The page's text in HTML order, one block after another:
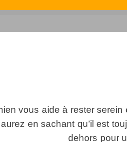
vous aide à rester serein
en sachant qu’il est
dehors pour